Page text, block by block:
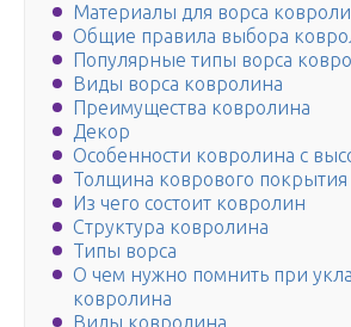
Материалы для ворса
Общие правила выбора
Популярные типы ворса
Виды ворса ковролина
Преимущества ковролина
Декор
Особенности ковролина с
Толщина коврового покрытия
Из чего состоит ковролин
Структура ковролина
Типы ворса
О чем нужно помнить при
ковролина
Виды ковролина